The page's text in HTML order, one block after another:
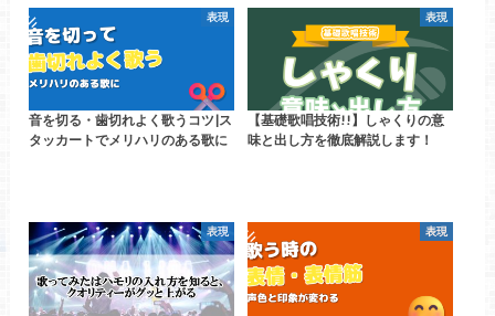
表現
音を切る・歯切れよく歌うコツ|ス
タッカートでメリハリのある歌に
表現
【基礎歌唱技術!!】しゃくりの意
味と出し方を徹底解説します！
表現 表現